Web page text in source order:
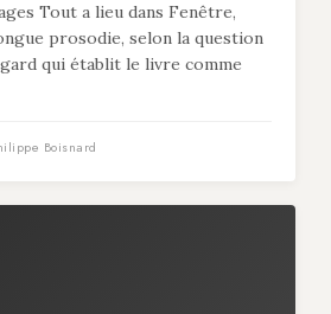
Tout a lieu dans Fenêtre,
prosodie, selon la question
qui établit le livre comme
Boisnard